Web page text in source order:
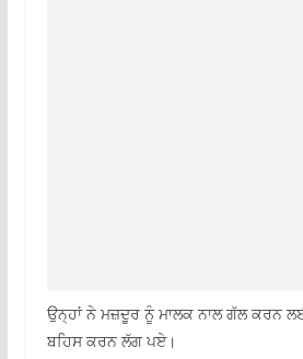
ਉਨ੍ਹਾਂ ਨੇ ਮਜ਼ਦੂਰ ਨੂੰ ਮਾਲਕ ਨਾਲ ਗੱਲ ਕਰਨ
ਬਹਿਸ ਕਰਨ ਲੱਗ ਪਏ।